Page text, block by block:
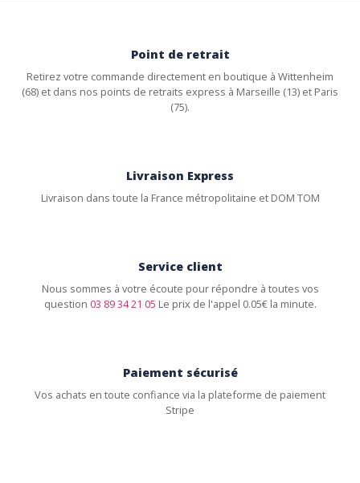
Point de retrait
Retirez votre commande directement en boutique à Wittenheim
(68) et dans nos points de retraits express à Marseille (13) et Paris
(75).
Livraison Express
Livraison dans toute la France métropolitaine et DOM TOM
Service client
Nous sommes à votre écoute pour répondre à toutes vos
question 03 89 34 21 05 Le prix de l'appel 0.05€ la minute.
Paiement sécurisé
Vos achats en toute confiance via la plateforme de paiement
Stripe